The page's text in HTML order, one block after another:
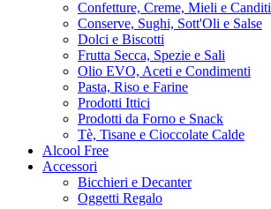
Confetture, Creme, Mieli e Canditi
Conserve, Sughi, Sott'Oli e Salse
Dolci e Biscotti
Frutta Secca, Spezie e Sali
Olio EVO, Aceti e Condimenti
Pasta, Riso e Farine
Prodotti Ittici
Prodotti da Forno e Snack
Tè, Tisane e Cioccolate Calde
Alcool Free
Accessori
Bicchieri e Decanter
Oggetti Regalo